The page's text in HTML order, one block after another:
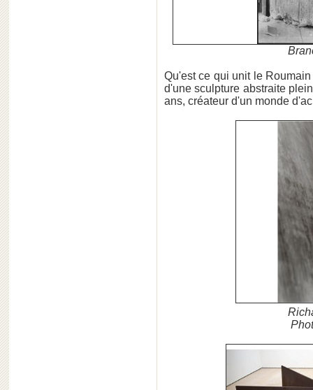
Qu'est ce qui unit le
d'une sculpture abstraite
ans, créateur d'un monde